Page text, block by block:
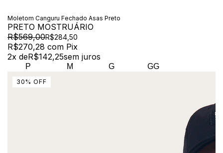
Moletom Canguru Fechado Asas Preto
PRETO MOSTRUÁRIO
R$569,00R$284,50
R$270,28 com Pix
2x deR$142,25sem juros
P M G GG
30 % OFF